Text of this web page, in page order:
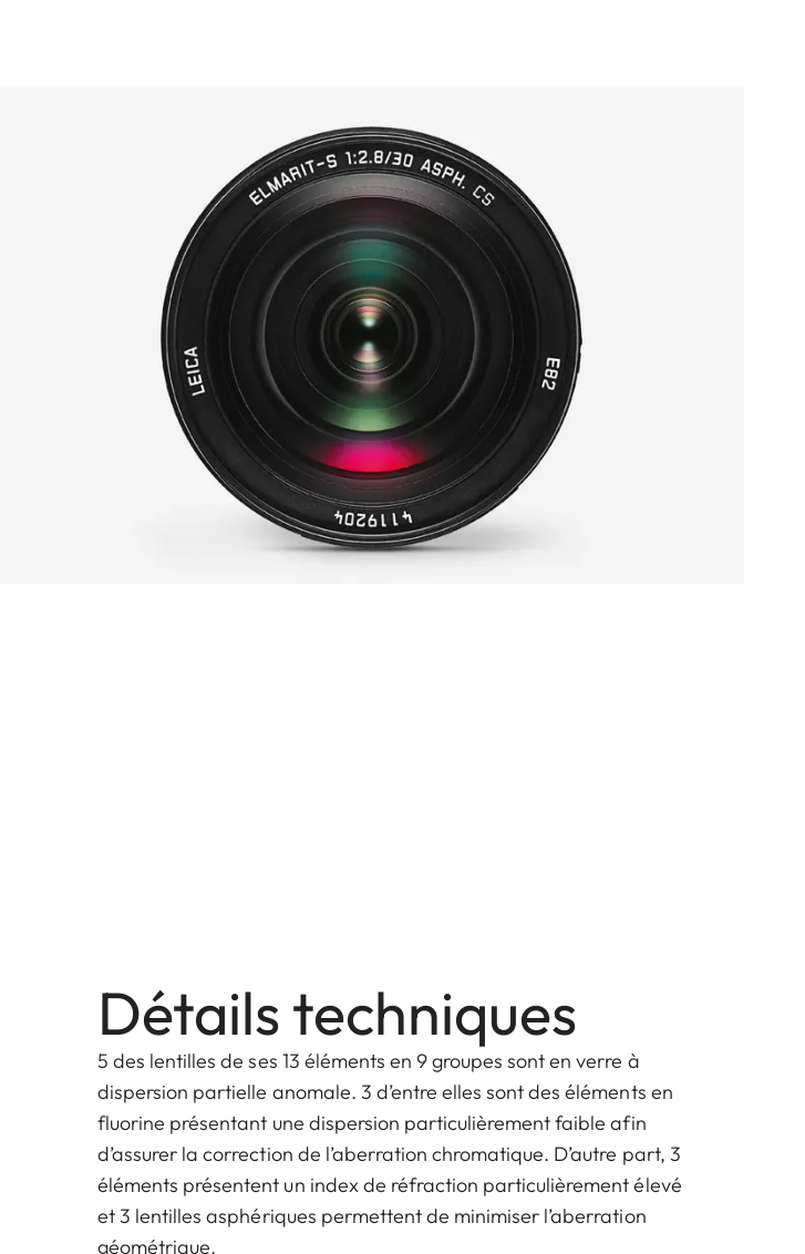
Détails techniques
5 des lentilles de ses 13 éléments en 9 groupes sont en verre à
dispersion partielle anomale. 3 d’entre elles sont des éléments en
fluorine présentant une dispersion particulièrement faible afin
d’assurer la correction de l’aberration chromatique. D’autre part, 3
éléments présentent un index de réfraction particulièrement élevé
et 3 lentilles asphériques permettent de minimiser l’aberration
géométrique.